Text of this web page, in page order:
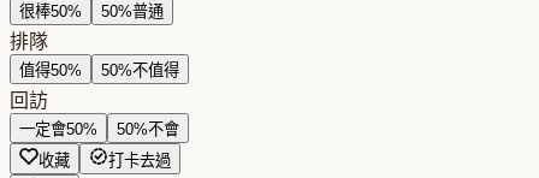
很棒50% 50%普通
排隊
值得50% 50%不值得
回訪
一定會50% 50%不會
收藏
打卡去過